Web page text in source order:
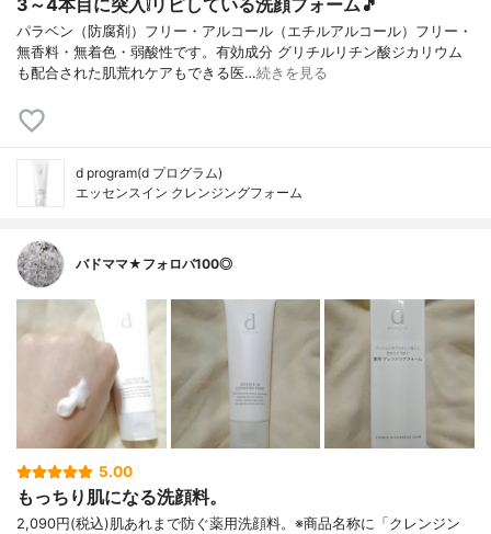
パラベン（防腐剤）フリー・アルコール（エチルアルコール）フリー・
無香料・無着色・弱酸性です。有効成分 グリチルリチン酸ジカリウム
も配合された肌荒れケアもできる医…続きを見る
d program(d プログラム)
エッセンスイン クレンジングフォーム
バドママ★フォロバ100◎
5.00
もっちり肌になる洗顔料。
2,090円(税込)肌あれまで防ぐ薬用洗顔料。※商品名称に「クレンジン